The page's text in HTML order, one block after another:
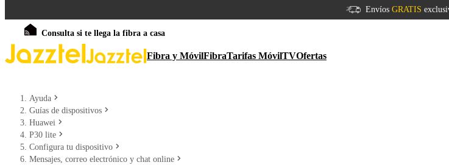
Envíos GRATIS
Consulta si te llega la fibra a casa
Fibra y MóvilFibraTarifas MóvilTVOfertas
Ayuda
Guías de dispositivos
Huawei
P30 lite
Configura tu dispositivo
Mensajes, correo electrónico y chat online